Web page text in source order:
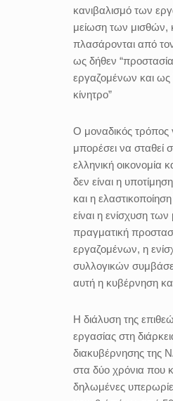
κανιβαλισμό των
μείωση των μισθών,
πλασάρονται από
ως δήθεν
εργαζομένων και ως
κίνητρο”
Ο μοναδικός τρόπος
μπορέσει να σταθεί
ελληνική οικονομία
δεν είναι η
και η
είναι η ενίσχυση
πραγματική
εργαζομένων, η
συλλογικών
αυτή η κυβέρνηση
Η διάλυση της
εργασίας στη
διακυβέρνησης της
στα δύο χρόνια που
δηλωμένες